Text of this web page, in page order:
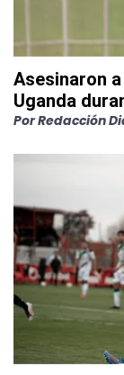
Asesinaron
Uganda
PorRedacción